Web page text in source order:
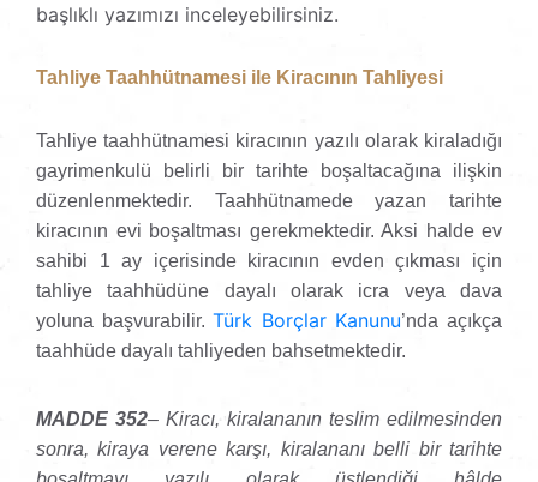
başlıklı yazımızı inceleyebilirsiniz.
Tahliye Taahhütnamesi ile Kiracının Tahliyesi
Tahliye taahhütnamesi kiracının yazılı olarak kiraladığı
gayrimenkulü belirli bir tarihte boşaltacağına ilişkin
düzenlenmektedir. Taahhütnamede yazan tarihte
kiracının evi boşaltması gerekmektedir. Aksi halde ev
sahibi 1 ay içerisinde kiracının evden çıkması için
tahliye taahhüdüne dayalı olarak icra veya dava
yoluna başvurabilir.Türk Borçlar Kanunu’nda açıkça
taahhüde dayalı tahliyeden bahsetmektedir.
MADDE 352– Kiracı, kiralananın teslim edilmesinden
sonra, kiraya verene karşı, kiralananı belli bir tarihte